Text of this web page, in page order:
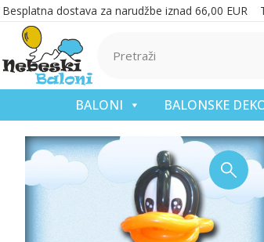
Besplatna dostava za narudžbe iznad 66,00 EUR
BALONI BALONSKE